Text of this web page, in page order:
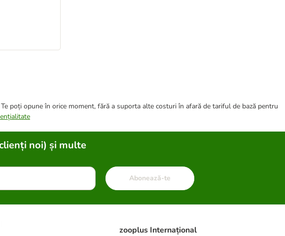
poți opune în orice moment, fără a suporta alte costuri în afară de tariful de bază pentru
noi) și multe
Abonează-te
zooplus Internațional